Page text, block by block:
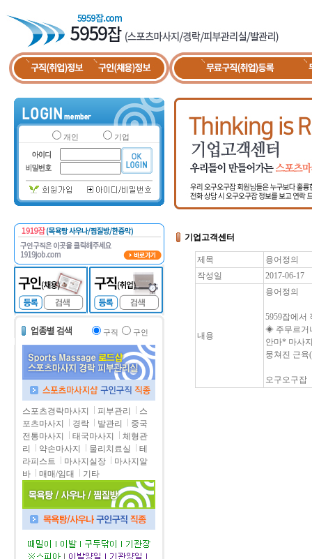
개인 기업
구직 구인
스포츠경락마사지 피부관리
스
포츠마사지
경락 발관리
중국
전통마사지
태국마사지
체형관
리
약손마사지 물리치료실
테
라피스트
마사지실장
마사지알
바
매매/임대 기타
기업고객센터
제목
용어정의
작성일
2017-06-17
내용
용어정의
5959잡에서
◈ 주무르거
안마* 마사
뭉쳐진 근
오구오구잡